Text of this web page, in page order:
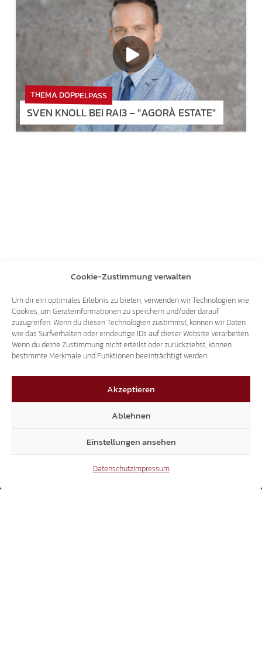
Cookie-Zustimmung verwalten
Um dir ein optimales Erlebnis zu bieten, verwenden wir Technologien wie
Cookies, um Geräteinformationen zu speichern und/oder darauf
zuzugreifen. Wenn du diesen Technologien zustimmst, können wir Daten
wie das Surfverhalten oder eindeutige IDs auf dieser Website verarbeiten.
Wenn du deine Zustimmung nicht erteilst oder zurückziehst, können
bestimmte Merkmale und Funktionen beeinträchtigt werden.
Akzeptieren
Ablehnen
Einstellungen ansehen
DatenschutzImpressum
THEMA DOPPELPASS
SVEN KNOLL BEI RAI3 – "AGORÀ ESTATE"